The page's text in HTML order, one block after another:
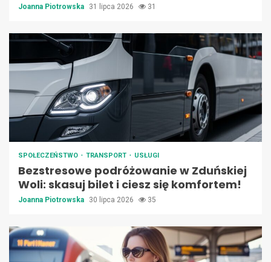
Joanna Piotrowska 31 lipca 2026 31
SPOŁECZEŃSTWO TRANSPORT USŁUGI
Bezstresowe podróżowanie w Zduńskiej
Woli: skasuj bilet i ciesz się komfortem!
Joanna Piotrowska 30 lipca 2026 35